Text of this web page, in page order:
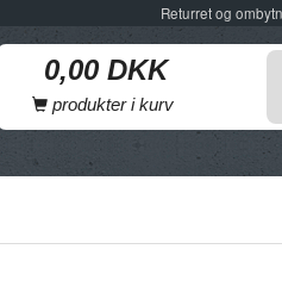
Returret og
produkter i kurv